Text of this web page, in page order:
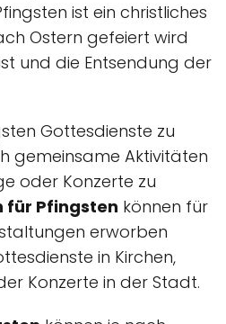
ist ein christliches
Ostern gefeiert wird
und die Entsendung der
Gottesdienste zu
gemeinsame Aktivitäten
oder Konzerte zu
für Pfingsten können für
erworben
in Kirchen,
Konzerte in der Stadt.